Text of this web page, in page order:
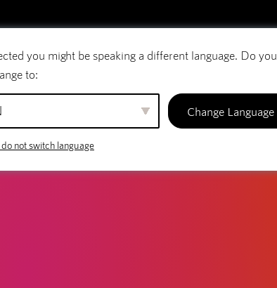
Domænenavne SiteBuilder
en stærk onlinebutik
you might be speaking a different language. Do you
to:
Change Language
not switch language